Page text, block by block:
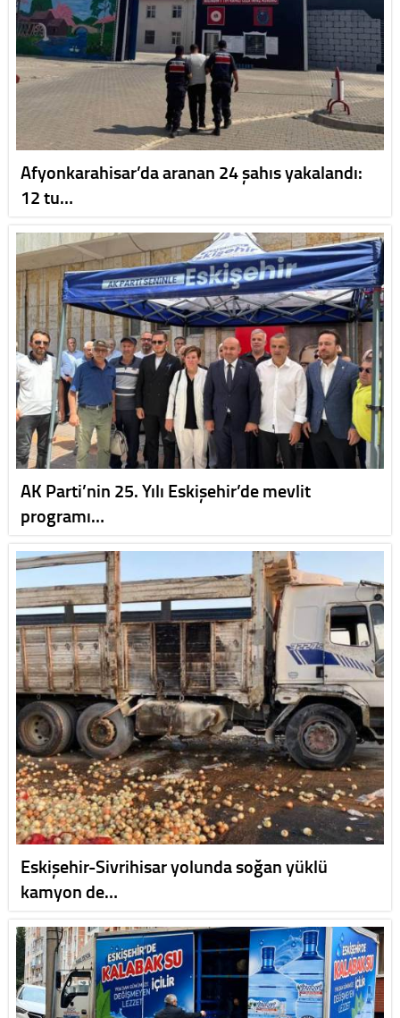
Afyonkarahisar’da aranan 24 şahıs yakalandı:
12 tu…
AK Parti’nin 25. Yılı Eskişehir’de mevlit
programı…
Eskişehir-Sivrihisar yolunda soğan yüklü
kamyon de…